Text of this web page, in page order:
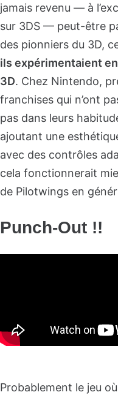
jamais revenu — à
sur 3DS — peut-être
des pionniers du 3D,
ils expérimentaient
3D. Chez Nintendo,
franchises qui n’ont
pas dans leurs
ajoutant une
avec des contrôles
cela fonctionnerait
de Pilotwings en
Punch-Out !!
Probablement le jeu